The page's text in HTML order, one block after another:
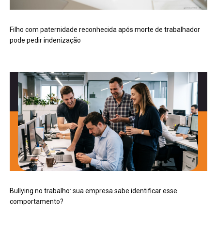
Filho com paternidade reconhecida após morte de trabalhador
pode pedir indenização
Bullying no trabalho: sua empresa sabe identificar esse
comportamento?